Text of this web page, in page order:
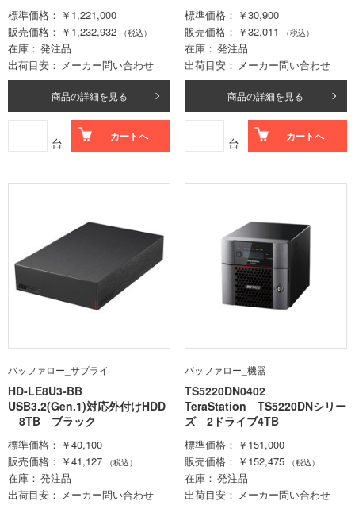
標準価格
￥1,221,000
販売価格
￥1,232,932 （税込）
在庫
発注品
出荷目安
メーカー問い合わせ
商品の詳細を見る
台 カートへ
標準価格
￥30,900
販売価格
￥32,011 （税込）
在庫
発注品
出荷目安
メーカー問い合わせ
商品の詳細を見る
台 カートへ
バッファロー_サプライ
HD-LE8U3-BB
USB3.2(Gen.1)対応外付けHDD
8TB ブラック
標準価格
￥40,100
販売価格
￥41,127 （税込）
在庫
発注品
出荷目安
メーカー問い合わせ
バッファロー_機器
TS5220DN0402
TeraStation TS5220DNシリー
ズ 2ドライブ4TB
標準価格
￥151,000
販売価格
￥152,475 （税込）
在庫
発注品
出荷目安
メーカー問い合わせ